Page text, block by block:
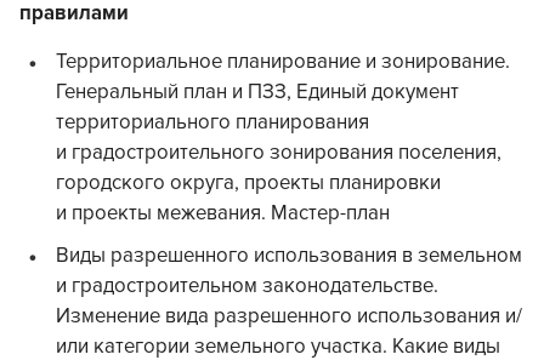
правилами
Территориальное планирование и зонирование.
Генеральный план и ПЗЗ, Единый документ
территориального планирования
и градостроительного зонирования поселения,
городского округа, проекты планировки
и проекты межевания. Мастер-план
Виды разрешенного использования в земельном
и градостроительном законодательстве.
Изменение вида разрешенного использования и/
или категории земельного участка. Какие виды